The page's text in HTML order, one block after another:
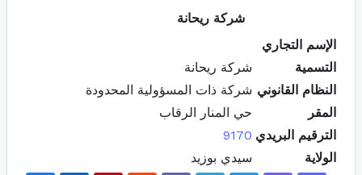
شركة ريحانة
الإسم التجاري
التسمية
شركة ريحانة
النظام القانوني شركة ذات المسؤولية المحدودة
المقر
حي المنار الرقاب
الترقيم البريدي 9170
الولاية
سيدي بوزيد